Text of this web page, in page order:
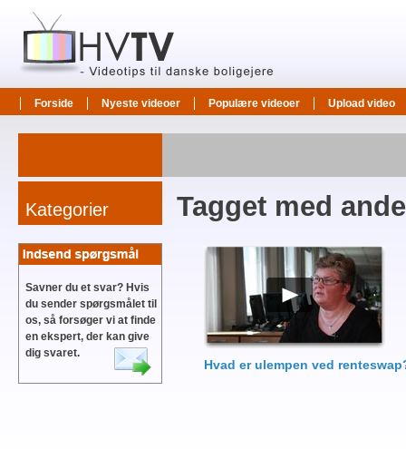
Forside Nyeste videoer Populære videoer Upload video
Kategorier
Savner du et svar? Hvis
du sender spørgsmålet til
os, så forsøger vi at finde
en ekspert, der kan give
dig svaret.
Tagget med
Hvad er ulempen ved